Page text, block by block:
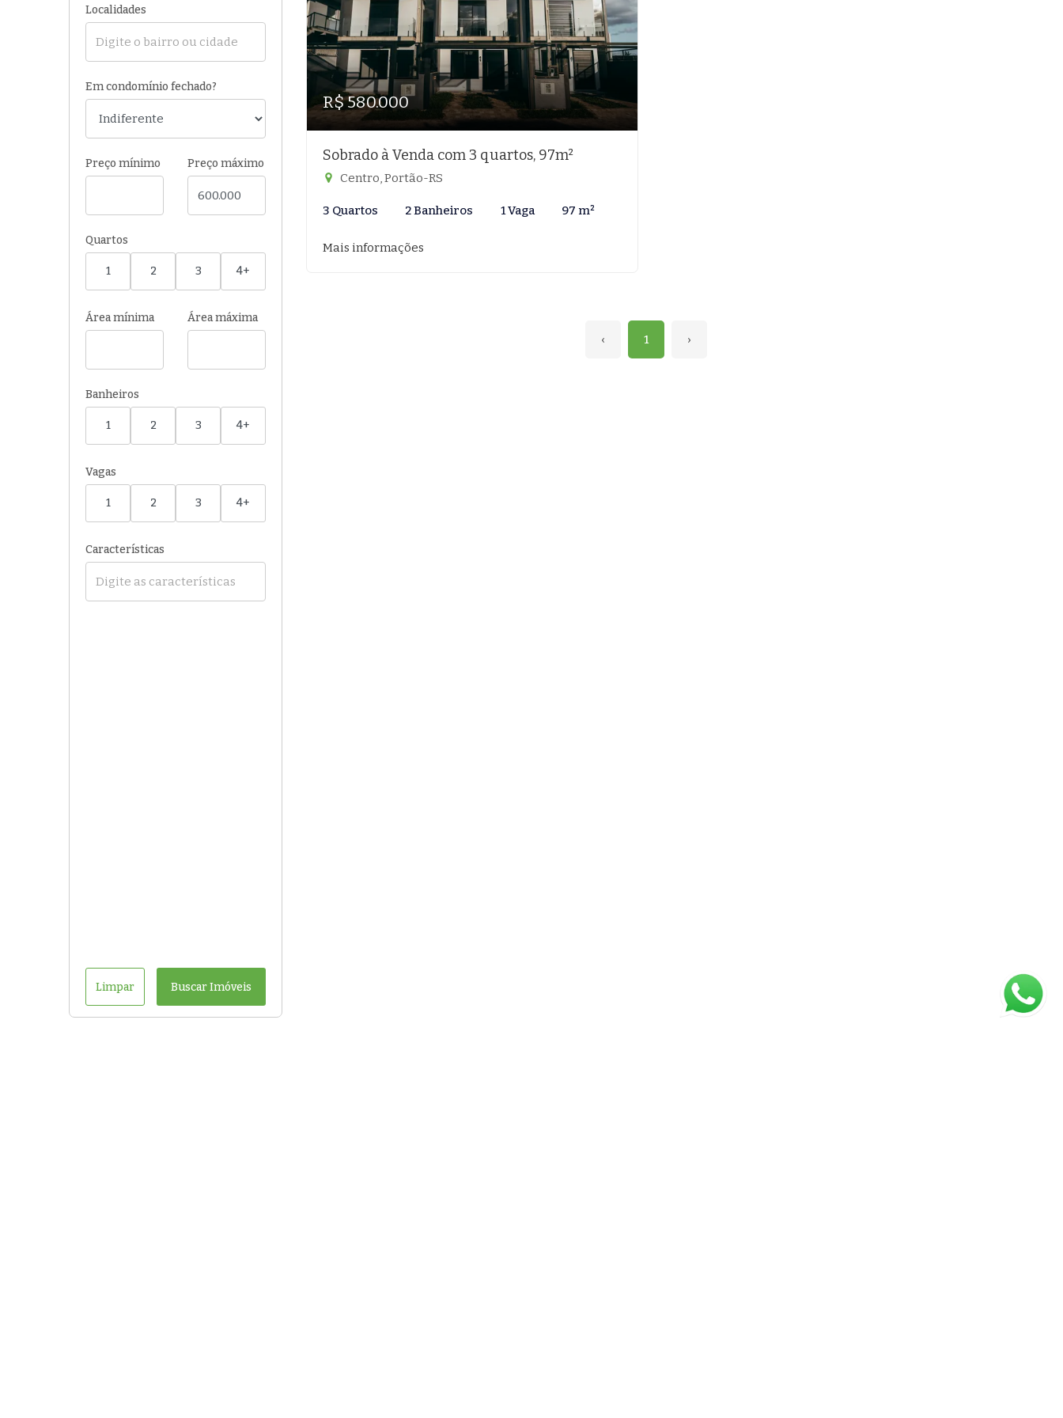
Localidades
Em condomínio fechado?
Preço mínimo Preço máximo
Quartos
1 2 3 4+
Área mínima Área máxima
Banheiros
1 2 3 4+
Vagas
1 2 3 4+
Características
Limpar Buscar Imóveis
R$ 580.000
Sobrado à Venda com 3 quartos, 97m²
Centro, Portão-RS
3 Quartos 2 Banheiros 1 Vaga 97 m²
Mais informações
‹ 1 ›